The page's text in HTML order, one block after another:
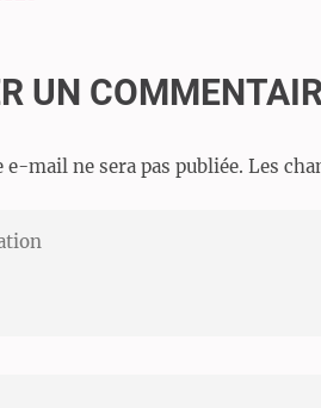
UN
e-mail ne sera pas publiée. Les